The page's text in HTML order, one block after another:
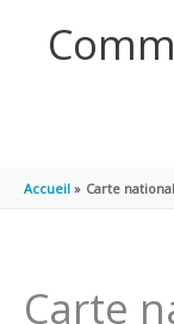
Accueil Carte
Carte